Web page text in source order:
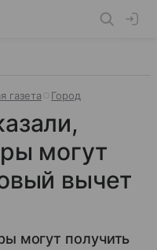
газета Город
могут
вычет
могут получить